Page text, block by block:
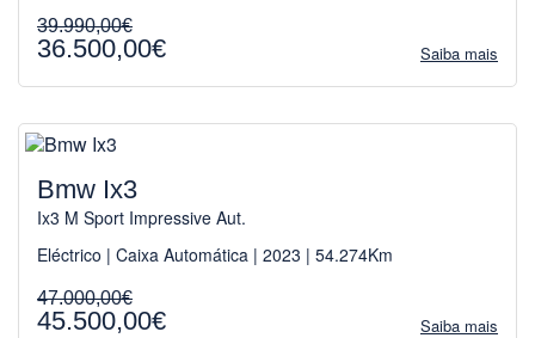
39.990,00€
36.500,00€ Saiba mais
Bmw Ix3
Ix3 M Sport Impressive Aut.
Eléctrico | Caixa Automática | 2023 | 54.274Km
47.000,00€
45.500,00€ Saiba mais